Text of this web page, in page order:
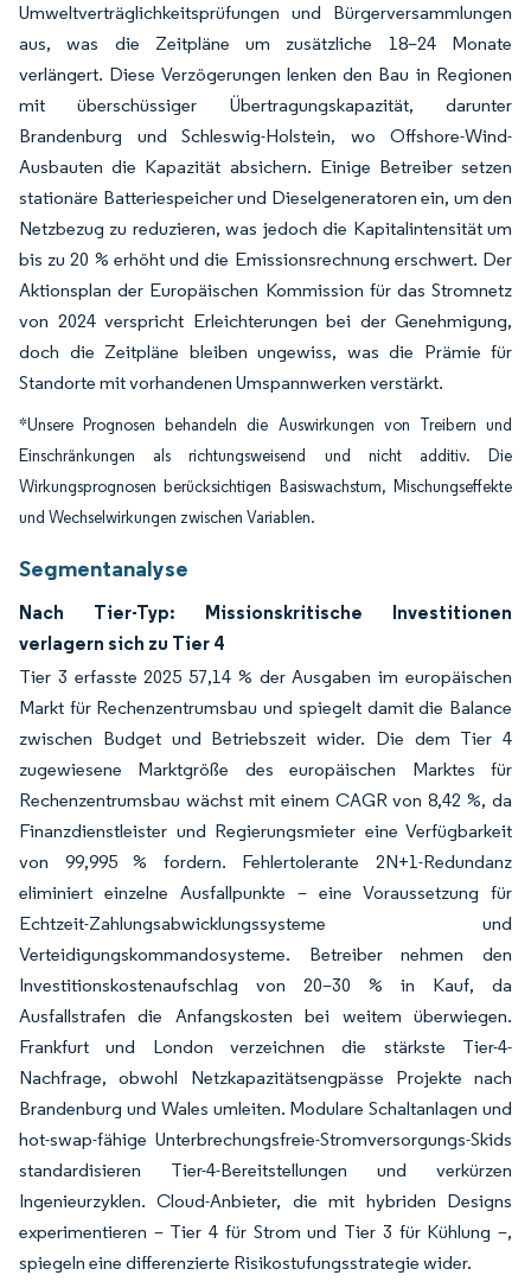
Umweltverträglichkeitsprüfungen und Bürgerversammlungen
aus, was die Zeitpläne um zusätzliche 18–24 Monate
verlängert. Diese Verzögerungen lenken den Bau in Regionen
mit überschüssiger Übertragungskapazität, darunter
Brandenburg und Schleswig-Holstein, wo Offshore-Wind-
Ausbauten die Kapazität absichern. Einige Betreiber setzen
stationäre Batteriespeicher und Dieselgeneratoren ein, um den
Netzbezug zu reduzieren, was jedoch die Kapitalintensität um
bis zu 20 % erhöht und die Emissionsrechnung erschwert. Der
Aktionsplan der Europäischen Kommission für das Stromnetz
von 2024 verspricht Erleichterungen bei der Genehmigung,
doch die Zeitpläne bleiben ungewiss, was die Prämie für
Standorte mit vorhandenen Umspannwerken verstärkt.
*Unsere Prognosen behandeln die Auswirkungen von Treibern und
Einschränkungen als richtungsweisend und nicht additiv. Die
Wirkungsprognosen berücksichtigen Basiswachstum, Mischungseffekte
und Wechselwirkungen zwischen Variablen.
Segmentanalyse
Nach Tier-Typ: Missionskritische Investitionen
verlagern sich zu Tier 4
Tier 3 erfasste 2025 57,14 % der Ausgaben im europäischen
Markt für Rechenzentrumsbau und spiegelt damit die Balance
zwischen Budget und Betriebszeit wider. Die dem Tier 4
zugewiesene Marktgröße des europäischen Marktes für
Rechenzentrumsbau wächst mit einem CAGR von 8,42 %, da
Finanzdienstleister und Regierungsmieter eine Verfügbarkeit
von 99,995 % fordern. Fehlertolerante 2N+1-Redundanz
eliminiert einzelne Ausfallpunkte – eine Voraussetzung für
Echtzeit-Zahlungsabwicklungssysteme und
Verteidigungskommandosysteme. Betreiber nehmen den
Investitionskostenaufschlag von 20–30 % in Kauf, da
Ausfallstrafen die Anfangskosten bei weitem überwiegen.
Frankfurt und London verzeichnen die stärkste Tier-4-
Nachfrage, obwohl Netzkapazitätsengpässe Projekte nach
Brandenburg und Wales umleiten. Modulare Schaltanlagen und
hot-swap-fähige Unterbrechungsfreie-Stromversorgungs-Skids
standardisieren Tier-4-Bereitstellungen und verkürzen
Ingenieurzyklen. Cloud-Anbieter, die mit hybriden Designs
experimentieren – Tier 4 für Strom und Tier 3 für Kühlung –,
spiegeln eine differenzierte Risikostufungsstrategie wider.